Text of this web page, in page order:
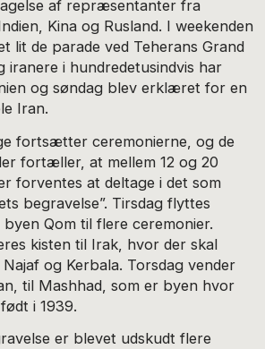
af repræsentanter fra
Kina og Rusland. I weekenden
lit de parade ved Teherans Grand
iranere i hundredetusindvis har
og søndag blev erklæret for en
Iran.
fortsætter ceremonierne, og de
fortæller, at mellem 12 og 20
forventes at deltage i det som
begravelse”. Tirsdag flyttes
byen Qom til flere ceremonier.
kisten til Irak, hvor der skal
og Kerbala. Torsdag vender
til Mashhad, som er byen hvor
i 1939.
er blevet udskudt flere